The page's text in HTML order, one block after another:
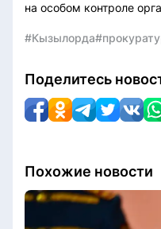
на особом контроле
#Кызылорда
Поделитесь
Похожие новости